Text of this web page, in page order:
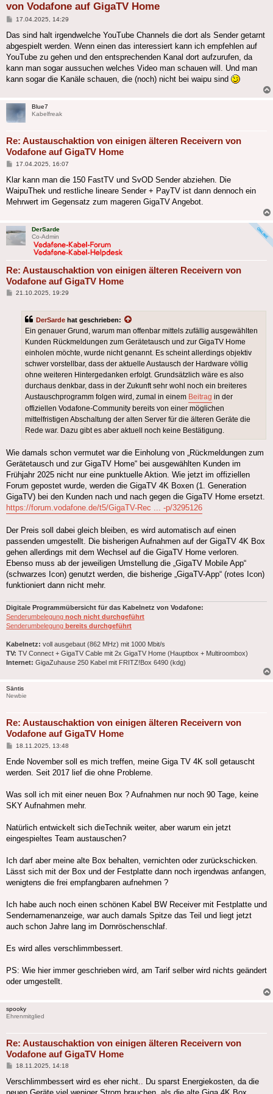
von Vodafone auf GigaTV Home
Beitrag
17.04.2025, 14:29
Das sind halt irgendwelche YouTube Channels die dort als Sender getarnt
abgespielt werden. Wenn einen das interessiert kann ich empfehlen auf
YouTube zu gehen und den entsprechenden Kanal dort aufzurufen, da
kann man sogar aussuchen welches Video man schauen will. Und man
kann sogar die Kanäle schauen, die (noch) nicht bei waipu sind
Blue7
Kabelfreak
Re: Austauschaktion von einigen älteren Receivern von
Vodafone auf GigaTV Home
Beitrag
17.04.2025, 16:07
Klar kann man die 150 FastTV und SvOD Sender abziehen. Die
WaipuThek und restliche lineare Sender + PayTV ist dann dennoch ein
Mehrwert im Gegensatz zum mageren GigaTV Angebot.
DerSarde
Co-Admin
Re: Austauschaktion von einigen älteren Receivern von
Vodafone auf GigaTV Home
Beitrag
21.10.2025, 19:29
DerSarde hat geschrieben:
Ein genauer Grund, warum man offenbar mittels zufällig ausgewählten
Kunden Rückmeldungen zum Gerätetausch und zur GigaTV Home
einholen möchte, wurde nicht genannt. Es scheint allerdings objektiv
schwer vorstellbar, dass der aktuelle Austausch der Hardware völlig
ohne weiteren Hintergedanken erfolgt. Grundsätzlich wäre es also
durchaus denkbar, dass in der Zukunft sehr wohl noch ein breiteres
Austauschprogramm folgen wird, zumal in einem Beitrag in der
offiziellen Vodafone-Community bereits von einer möglichen
mittelfristigen Abschaltung der alten Server für die älteren Geräte die
Rede war. Dazu gibt es aber aktuell noch keine Bestätigung.
Wie damals schon vermutet war die Einholung von „Rückmeldungen zum
Gerätetausch und zur GigaTV Home“ bei ausgewählten Kunden im
Frühjahr 2025 nicht nur eine punktuelle Aktion. Wie jetzt im offiziellen
Forum gepostet wurde, werden die GigaTV 4K Boxen (1. Generation
GigaTV) bei den Kunden nach und nach gegen die GigaTV Home ersetzt.
https://forum.vodafone.de/t5/GigaTV-Rec ... -p/3295126
Der Preis soll dabei gleich bleiben, es wird automatisch auf einen
passenden umgestellt. Die bisherigen Aufnahmen auf der GigaTV 4K Box
gehen allerdings mit dem Wechsel auf die GigaTV Home verloren.
Ebenso muss ab der jeweiligen Umstellung die „GigaTV Mobile App“
(schwarzes Icon) genutzt werden, die bisherige „GigaTV-App“ (rotes Icon)
funktioniert dann nicht mehr.
Digitale Programmübersicht für das Kabelnetz von Vodafone:
Senderumbelegung noch nicht durchgeführt
Senderumbelegung bereits durchgeführt
Kabelnetz: voll ausgebaut (862 MHz) mit 1000 Mbit/s
TV: TV Connect + GigaTV Cable mit 2x GigaTV Home (Hauptbox + Multiroombox)
Internet: GigaZuhause 250 Kabel mit FRITZ!Box 6490 (kdg)
Säntis
Newbie
Re: Austauschaktion von einigen älteren Receivern von
Vodafone auf GigaTV Home
Beitrag
18.11.2025, 13:48
Ende November soll es mich treffen, meine Giga TV 4K soll getauscht
werden. Seit 2017 lief die ohne Probleme.
Was soll ich mit einer neuen Box ? Aufnahmen nur noch 90 Tage, keine
SKY Aufnahmen mehr.
Natürlich entwickelt sich dieTechnik weiter, aber warum ein jetzt
eingespieltes Team austauschen?
Ich darf aber meine alte Box behalten, vernichten oder zurückschicken.
Lässt sich mit der Box und der Festplatte dann noch irgendwas anfangen,
wenigtens die frei empfangbaren aufnehmen ?
Ich habe auch noch einen schönen Kabel BW Receiver mit Festplatte und
Sendernamenanzeige, war auch damals Spitze das Teil und liegt jetzt
auch schon Jahre lang im Dornröschenschlaf.
Es wird alles verschlimmbessert.
PS: Wie hier immer geschrieben wird, am Tarif selber wird nichts geändert
oder umgestellt.
spooky
Ehrenmitglied
Re: Austauschaktion von einigen älteren Receivern von
Vodafone auf GigaTV Home
Beitrag
18.11.2025, 14:18
Verschlimmbessert wird es eher nicht.. Du sparst Energiekosten, da die